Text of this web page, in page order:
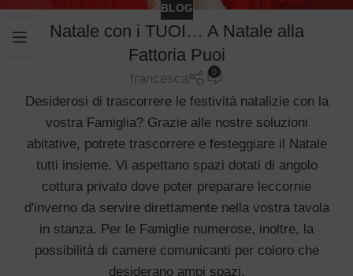
BLOG
Natale con i TUOI… A Natale alla
Fattoria Puoi
francesca 0
Desiderosi di trascorrere le festività natalizie con la
vostra Famiglia? Grazie alle nostre soluzioni
abitative, potrete trascorrere e festeggiare il Natale
tutti insieme. Vi aspettano spazi dotati di angolo
cottura privato dove poter preparare leccornie
d'inverno da servire direttamente nella vostra tavola
in stanza. Per le Famiglie numerose, inoltre, la
possibilità di camere comunicanti per coloro che
desiderano ampi spazi.